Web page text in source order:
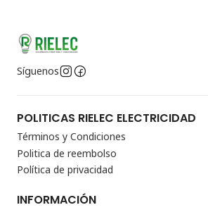
Síguenos
POLITICAS RIELEC ELECTRICIDAD
Términos y Condiciones
Politica de reembolso
Política de privacidad
INFORMACIÓN